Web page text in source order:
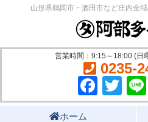
山形県鶴岡市・酒田市など庄内全
営業時間：9:15～18:00 (日
0235-
ホーム